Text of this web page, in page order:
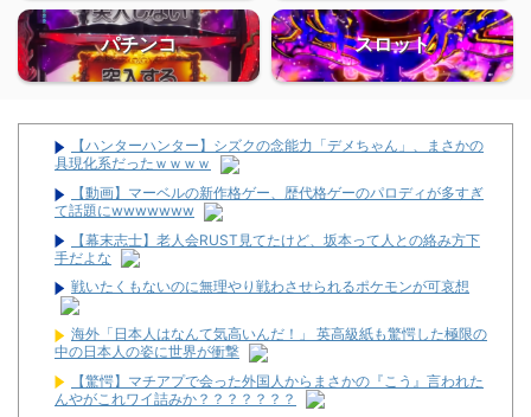
パチンコ スロット
【ハンターハンター】シズクの念能力「デメちゃん」、まさかの
具現化系だったｗｗｗｗ
【動画】マーベルの新作格ゲー、歴代格ゲーのパロディが多すぎ
て話題にwwwwwww
【幕末志士】老人会RUST見てたけど、坂本って人との絡み方下
手だよな
戦いたくもないのに無理やり戦わさせられるポケモンが可哀想
海外「日本人はなんて気高いんだ！」 英高級紙も驚愕した極限の
中の日本人の姿に世界が衝撃
【驚愕】マチアプで会った外国人からまさかの『こう』言われた
んやがこれワイ詰みか？？？？？？？